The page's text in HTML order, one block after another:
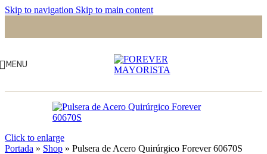
Skip to navigation Skip to main content
MENU
Click to enlarge
Portada » Shop » Pulsera de Acero Quirúrgico Forever 60670S